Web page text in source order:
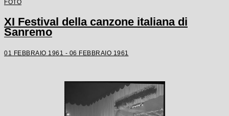
FOTO
XI Festival della canzone italiana di
Sanremo
01 FEBBRAIO 1961 - 06 FEBBRAIO 1961